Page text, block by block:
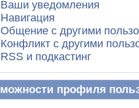
Ваши уведомления
Навигация
Общение с другими
Конфликт с другими
RSS и подкастинг
профиля